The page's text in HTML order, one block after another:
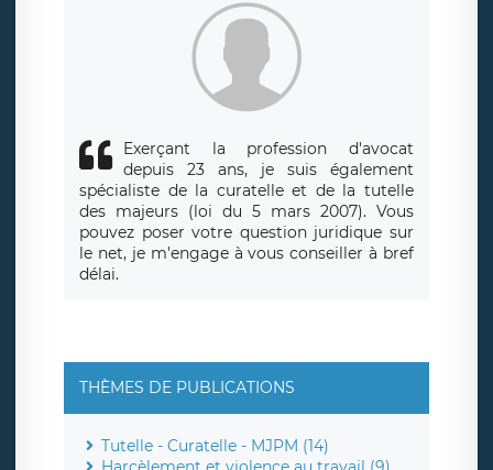
de traitement est la société LÉGAVOX, sis 9 rue Léopold
Sédar Senghor, joignable à l’adresse mail :
responsabledetraitement@legavox.fr. Vous avez également
le droit d’introduire une réclamation auprès d’une autorité
Exerçant la profession d'avocat
depuis 23 ans, je suis également
spécialiste de la curatelle et de la tutelle
des majeurs (loi du 5 mars 2007). Vous
pouvez poser votre question juridique sur
le net, je m'engage à vous conseiller à bref
délai.
THÈMES DE PUBLICATIONS
Tutelle - Curatelle - MJPM (14)